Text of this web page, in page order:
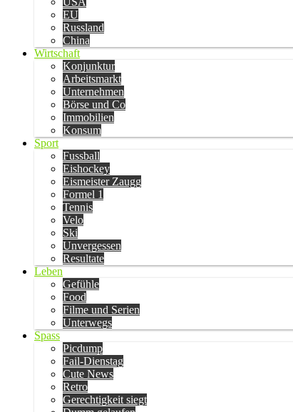
EU
Russland
China
Wirtschaft
Konjunktur
Arbeitsmarkt
Unternehmen
Börse und Co
Immobilien
Konsum
Sport
Fussball
Eishockey
Eismeister Zaugg
Formel 1
Tennis
Velo
Ski
Unvergessen
Resultate
Leben
Gefühle
Food
Filme und Serien
Unterwegs
Spass
Picdump
Fail-Dienstag
Cute News
Retro
Gerechtigkeit siegt